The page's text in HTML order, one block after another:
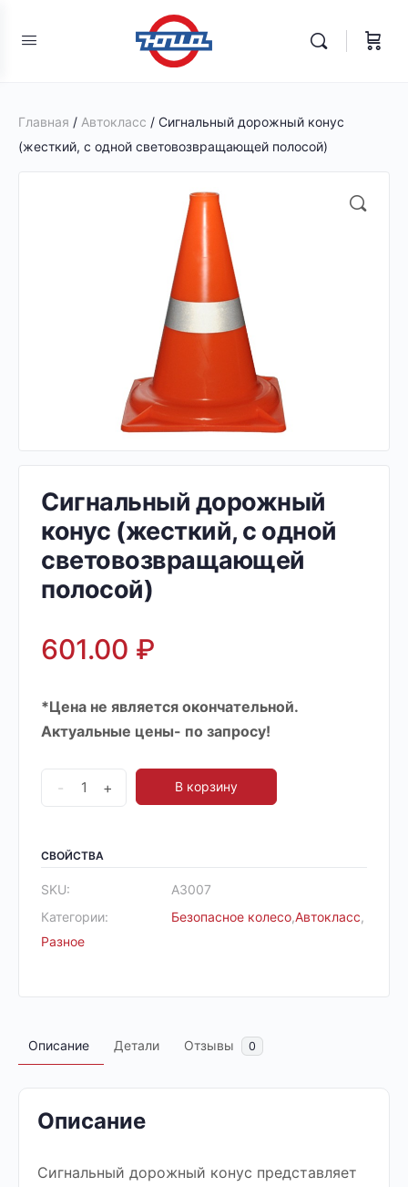
Главная / Автокласс / Сигнальный дорожный конус
(жесткий, с одной световозвращающей полосой)
Сигнальный дорожный
конус (жесткий, с одной
световозвращающей
полосой)
601.00 ₽
*Цена не является окончательной.
Актуальные цены- по запросу!
- + В корзину
СВОЙСТВА
SKU:
А3007
Категории:
Безопасное колесо,Автокласс,
Разное
Описание Детали Отзывы 0
Описание
Сигнальный дорожный конус представляет